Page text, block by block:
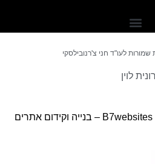
בנייה וקידום אתרים